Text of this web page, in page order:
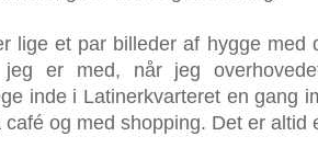
lige et par billeder af hygge med
er med, når jeg
inde i Latinerkvarteret en gang
café og med shopping. Det er altid